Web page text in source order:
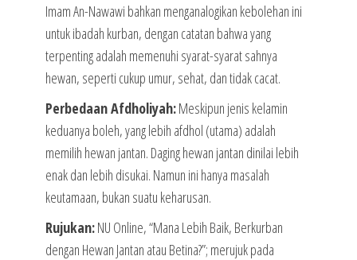
Imam An-Nawawi bahkan menganalogikan kebolehan ini
untuk ibadah kurban, dengan catatan bahwa yang
terpenting adalah memenuhi syarat-syarat sahnya
hewan, seperti cukup umur, sehat, dan tidak cacat.
Perbedaan Afdholiyah:Meskipun jenis kelamin
keduanya boleh, yang lebih afdhol (utama) adalah
memilih hewan jantan. Daging hewan jantan dinilai lebih
enak dan lebih disukai. Namun ini hanya masalah
keutamaan, bukan suatu keharusan.
Rujukan:NU Online, “Mana Lebih Baik, Berkurban
dengan Hewan Jantan atau Betina?”; merujuk pada